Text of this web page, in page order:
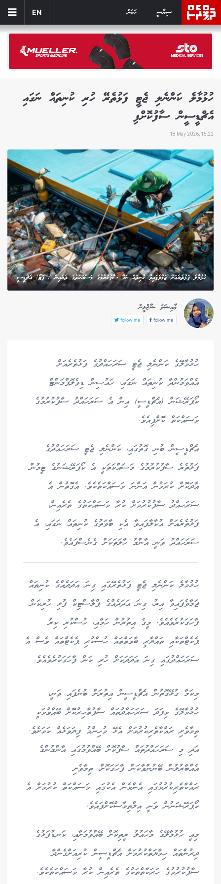
ސިޔާސީ ހަބަރު EN
ހުޅުމާލެ ކަންނެލި ޖެޓީ ފަޅުތެރޭ ހުރި ކުނިތައް ނަގައި
އެޗްޑީސީން ސާފުކޮށްފި
18 May 2026, 15:22
ހުޅުމާލެ ފަޅުތެރެއަށް ޖަމާވެފައިވާ ކުނިތައް ނަގާ ސާފުކުރުމުގެ މަސައްކަތުގެ ތެރެއިން / ފޮޓޯ: އެޗްޑީސީ
ޢާއިޝަތު ޝާޒްލީން
follow me
follow me
ހުޅުމާލޭގެ ކަންނެލި ޖެޓީ ސަރަހައްދުގެ ފަޅުތެރެއަށް
އެއްވަމުންދާ ކުނިތައް ނަގައި، ހައުސިން ޑިވެލޮޕްމަންޓް
ކޯޕަރޭޝަން (އެޗްޑީސީ) އިން އެ ސަރަހައްދު ސާފުކުރުމުގެ
މަސައްކަތް ކޮށްފިއެވެ.
އެޗްޑީސީން ބުނި ގޮތުގައި، ކަންނެލި ޖެޓީ ސަރަހައްދުގެ
ފަޅުތެރެ ސާފުކުރުމުގެ މަސައްކަތަކީ އެ ކޯޕަރޭޝަނުގެ ޓީމުން
އާދަކޮށް ކުރަމުން އަންނަ މަސައްކަތެކެވެ. އެގޮތުން އެ
ސަރަހއްދު ސާފުކުރުމަށް ކުރާ މަސައްކަތުގެ ތެރެއިން،
ފަޅުތެރެއަށް އުކާލާފައިވާ އެކި ބާވަތުގެ ކުނިތައް ނަގައި، އެ
ސަރަހައްދު ވަނީ އާންމު ހާލަތަކަށް ގެނެސްފައެވެ.
ހުޅުމާލެ ކަންނެލި ޖެޓީ ފަޅުތެރޭގައި ގިނަ އަދަދެއްގެ ކުނިތައް
ޖަމާވެފައިވާ އިރު، ގިނަ އަދަދެއްގެ ޕްލާސްޓިކް ފުޅި ހުރިކަން
ފާހަގަކުރެވެއެވެ. މީގެ އިތުރުން ހަމާއި، ހުސްކުރި ކިރު
ޕެކެޓްތަކާއި ތައްޔާރީ ބާވަތްތައް ހުސްކުރި ޕެކެޓްތައް ވެސް އެ
ސަރަހައްދުގައި ގިނަ އަދަދަކަށް ހުރި ކަން ފާހަގަކުރެވެއެވެ.
މިކަމާ ގުޅޭގޮތުން އެޗްޑީސީން އިތުރަށް ބުނެފައި ވަނީ،
ހުޅުމާލޭގެ މިފަދަ ސަރަހައްދުތައް ސާފުތާހިރުކޮށް ބޭއްވުމަކީ
ތިމާވެށި ރައްކާތެރިކުރުމަށް އެޅޭ މުހިންމު ފިޔަވަޅެއް ކަމަށެވެ.
އަދި މި ސަރަހައްދުތައް ސާފުކޮށް ބޭއްވުމުގައި އާންމުންގެ
އެއްބާރުލުން ބޭނުންވާކަން ފާހަގަކޮށް، ތިމާވެށި
ރައްކާތެރިކުރުމުގައި އެންމެން އެކުގައި މަސައްކަތް ކުރުމަށް އެ
ކޯޕަރޭޝަނުން ވަނީ އިލްތިމާސްކޮށްފައެވެ.
މިއީ ހުޅުމާލޭގެ މާހައުލު ރީތިކޮށް ބޭއްވުމަށާއި، ކަނޑުފަޅުގެ
ދިރުންތައް ހިމާޔަތްކުރުމަށް އެޗްޑީސީން ކުރިއަށްގެންދާ
ސާފުކުރުމުގެ ހަރަކާތްތަކުގެ ތެރެއިން ކުރާ މަސައްކަތެކެވެ.